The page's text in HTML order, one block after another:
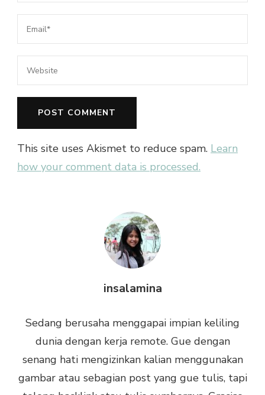
This site uses Akismet to reduce spam. Learn
how your comment data is processed.
insalamina
Sedang berusaha menggapai impian keliling
dunia dengan kerja remote. Gue dengan
senang hati mengizinkan kalian menggunakan
gambar atau sebagian post yang gue tulis, tapi